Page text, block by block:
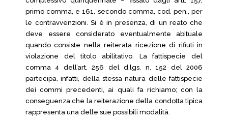
primo comma, e 161, secondo comma, cod. pen., per
le contravvenzioni. Si è in presenza, di un reato che
deve essere considerato eventualmente abituale
quando consiste nella reiterata ricezione di rifiuti in
violazione del titolo abilitativo. La fattispecie del
comma 4 dell’art. 256 del d.lgs. n. 152 del 2006
partecipa, infatti, della stessa natura delle fattispecie
dei commi precedenti, ai quali fa richiamo; con la
conseguenza che la reiterazione della condotta tipica
rappresenta una delle sue possibili modalità.